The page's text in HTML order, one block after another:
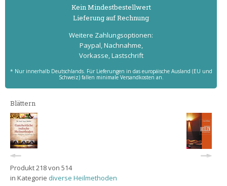
Kein Mindest­bestell­wert
Lieferung auf Rechnung
Weitere Zahlungs­optionen:
Paypal, Nachnahme,
Vorkasse, Lastschrift
* Nur innerhalb Deutschlands. Für Lieferungen in das europäische Ausland (EU und
Schweiz) fallen minimale Versandkosten an.
Blättern
Produkt 218 von 514
in Kategorie diverse Heilmethoden